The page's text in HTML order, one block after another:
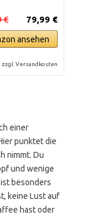
79,99 €
€
ansehen
zzgl. Versandkosten
einer
punktet die
nimmt. Du
und wenige
besonders
keine Lust auf
hast oder